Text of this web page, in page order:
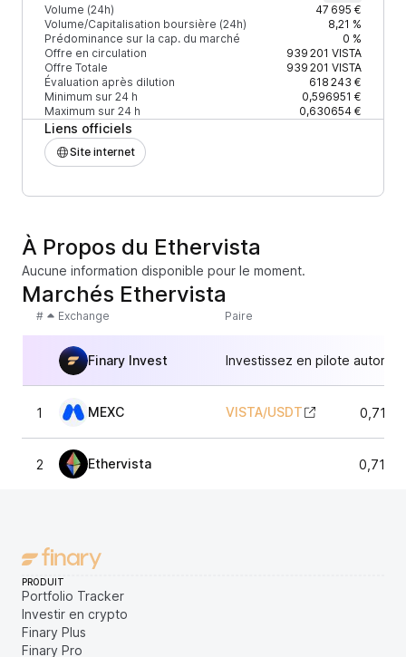
Volume (24h)
47 695 €
Volume/Capitalisation boursière (24h)
8,21 %
Prédominance sur la cap. du marché
0 %
Offre en circulation
939 201 VISTA
Offre Totale
939 201 VISTA
Évaluation après dilution
618 243 €
Minimum sur 24 h
0,596951 €
Maximum sur 24 h
0,630654 €
Liens officiels
Site internet
À Propos du Ethervista
Aucune information disponible pour le moment.
Marchés Ethervista
# Exchange Paire
Finary Invest Investissez en pilote
1 MEXC VISTA/USDT
2 Ethervista
PRODUIT
Portfolio Tracker
Investir en crypto
Finary Plus
Finary Pro